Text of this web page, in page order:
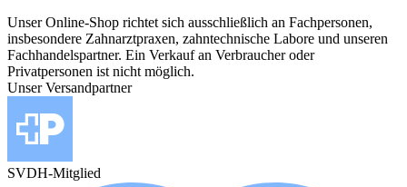
Unser Online-Shop richtet sich ausschließlich an Fachpersonen,
insbesondere Zahnarztpraxen, zahntechnische Labore und unseren
Fachhandelspartner. Ein Verkauf an Verbraucher oder
Privatpersonen ist nicht möglich.
Unser Versandpartner
SVDH-Mitglied